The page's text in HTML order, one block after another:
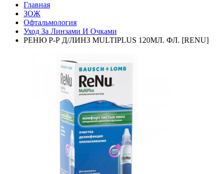
Главная
ЗОЖ
Офтальмология
Уход За Линзами И Очками
РЕНЮ Р-Р Д/ЛИНЗ MULTIPLUS 120МЛ. ФЛ. [RENU]